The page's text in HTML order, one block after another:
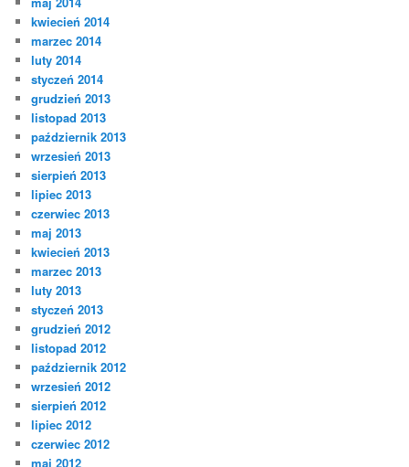
kwiecień 2014
marzec 2014
luty 2014
styczeń 2014
grudzień 2013
listopad 2013
październik 2013
wrzesień 2013
sierpień 2013
lipiec 2013
czerwiec 2013
maj 2013
kwiecień 2013
marzec 2013
luty 2013
styczeń 2013
grudzień 2012
listopad 2012
październik 2012
wrzesień 2012
sierpień 2012
lipiec 2012
czerwiec 2012
maj 2012